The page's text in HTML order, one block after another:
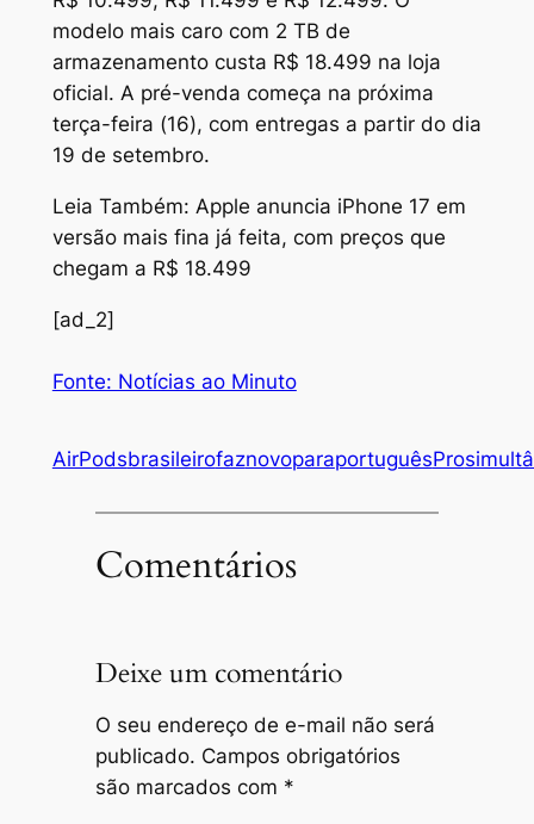
modelo mais caro com 2 TB de
armazenamento custa R$ 18.499 na loja
oficial. A pré-venda começa na próxima
terça-feira (16), com entregas a partir do dia
19 de setembro.
Leia Também: Apple anuncia iPhone 17 em
versão mais fina já feita, com preços que
chegam a R$ 18.499
[ad_2]
Fonte: Notícias ao Minuto
AirPodsbrasileirofaznovoparaportuguêsPro
Comentários
Deixe um comentário
O seu endereço de e-mail não será
publicado. Campos obrigatórios
são marcados com *